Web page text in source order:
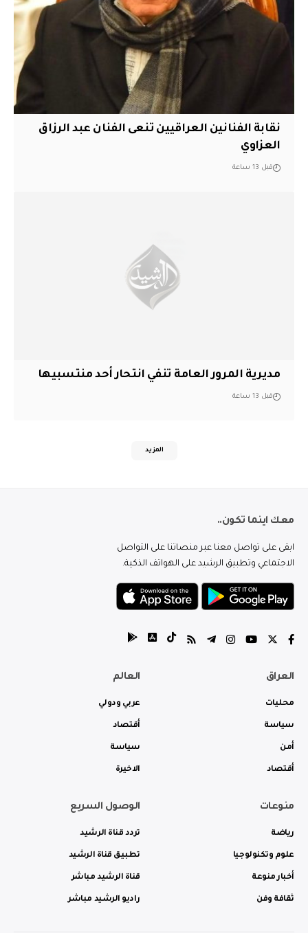
نقابة الفنانين العراقيين تنعى الفنان عبد الرزاق
العزاوي
قبل 13 ساعة
مديرية المرور العامة تنفي انتحار أحد منتسبيها
قبل 13 ساعة
المزيد
معك اينما تكون..
ابقى على تواصل معنا عبر منصاتنا على التواصل
الاجتماعي وتطبيق الرشيد على الهواتف الذكية.
العراق
محليات
سياسة
أمن
أقتصاد
العالم
عربي ودولي
أقتصاد
سياسة
الاخيرة
منوعات
رياضة
علوم وتكنولوجيا
أخبار منوعة
ثقافة وفن
الوصول السريع
تردد قناة الرشيد
تطبيق قناة الرشيد
قناة الرشيد مباشر
راديو الرشيد مباشر